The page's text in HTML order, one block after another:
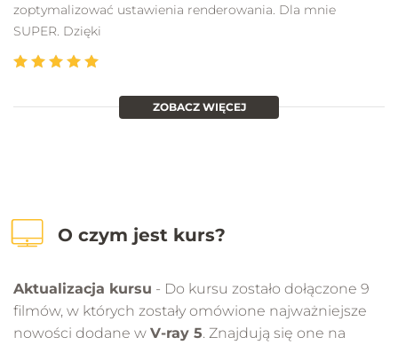
zoptymalizować ustawienia renderowania. Dla mnie
SUPER. Dzięki
ZOBACZ WIĘCEJ
O czym jest kurs?
Aktualizacja kursu - Do kursu zostało dołączone 9
filmów, w których zostały omówione najważniejsze
nowości dodane w V-ray 5. Znajdują się one na